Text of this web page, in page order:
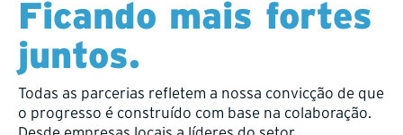
Ficando mais fortes
juntos.
Todas as parcerias refletem a nossa convicção de que
o progresso é construído com base na colaboração.